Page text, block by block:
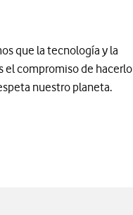
que la tecnología y la
el compromiso de hacerlo
nuestro planeta.